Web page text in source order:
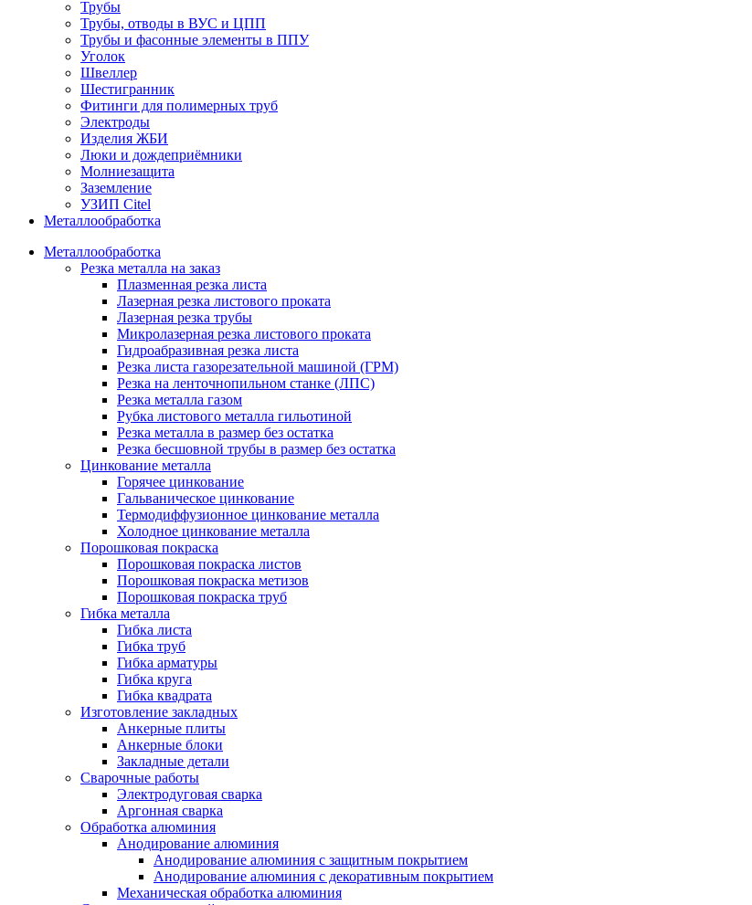
Трубы
Трубы, отводы в ВУС и ЦПП
Трубы и фасонные элементы в ППУ
Уголок
Швеллер
Шестигранник
Фитинги для полимерных труб
Электроды
Изделия ЖБИ
Люки и дождеприёмники
Молниезащита
Заземление
УЗИП Citel
Металлообработка
Металлообработка
Резка металла на заказ
Плазменная резка листа
Лазерная резка листового проката
Лазерная резка трубы
Микролазерная резка листового проката
Гидроабразивная резка листа
Резка листа газорезательной машиной (ГРМ)
Резка на ленточнопильном станке (ЛПС)
Резка металла газом
Рубка листового металла гильотиной
Резка металла в размер без остатка
Резка бесшовной трубы в размер без остатка
Цинкование металла
Горячее цинкование
Гальваническое цинкование
Термодиффузионное цинкование металла
Холодное цинкование металла
Порошковая покраска
Порошковая покраска листов
Порошковая покраска метизов
Порошковая покраска труб
Гибка металла
Гибка листа
Гибка труб
Гибка арматуры
Гибка круга
Гибка квадрата
Изготовление закладных
Анкерные плиты
Анкерные блоки
Закладные детали
Сварочные работы
Электродуговая сварка
Аргонная сварка
Обработка алюминия
Анодирование алюминия
Анодирование алюминия с защитным покрытием
Анодирование алюминия с декоративным покрытием
Механическая обработка алюминия